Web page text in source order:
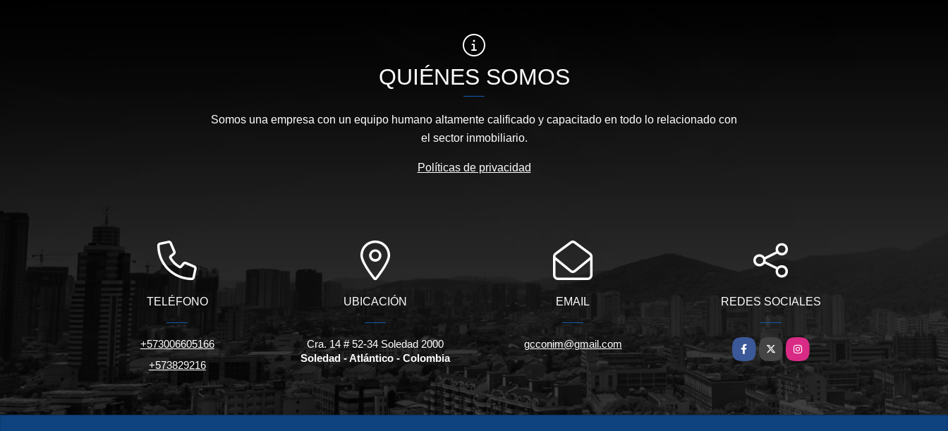
QUIÉNES SOMOS
Somos una empresa con un equipo humano altamente calificado y capacitado en todo lo relacionado con
el sector inmobiliario.
Políticas de privacidad
TELÉFONO
+573006605166
+573829216
UBICACIÓN
Cra. 14 # 52-34 Soledad 2000
Soledad - Atlántico - Colombia
EMAIL
gcconim@gmail.com
REDES SOCIALES
Facebook
X Instagram